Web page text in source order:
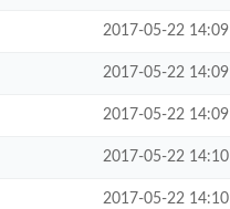
2017-05-22 14:09
2017-05-22 14:09
2017-05-22 14:09
2017-05-22 14:10
2017-05-22 14:10